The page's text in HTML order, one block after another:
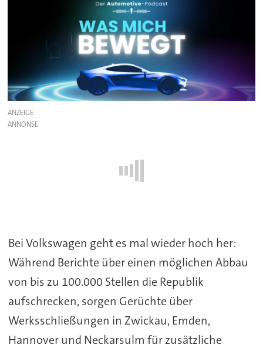
ANZEIGE
Bei Volkswagen geht es mal wieder hoch her:
Während Berichte über einen möglichen Abbau
von bis zu 100.000 Stellen die Republik
aufschrecken, sorgen Gerüchte über
Werksschließungen in Zwickau, Emden,
Hannover und Neckarsulm für zusätzliche